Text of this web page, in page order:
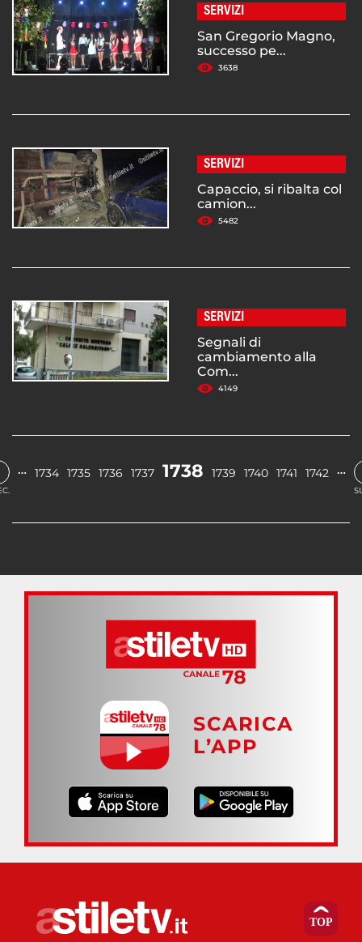
SERVIZI
San Gregorio Magno,
successo pe...
3638
SERVIZI
Capaccio, si ribalta col
camion...
5482
SERVIZI
Segnali di
cambiamento alla
Com...
4149
… 1734 1735 1736 1737 1738 1739 1740 1741 1742 …
SCARICA
L’APP